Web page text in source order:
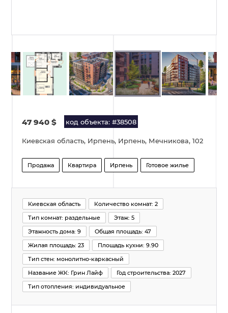
47 940 $ код объекта: #38508
Киевская область, Ирпень, Ирпень, Мечникова, 102
Продажа Квартира Ирпень Готовое жилье
Киевская область
Количество комнат: 2
Тип комнат: раздельные
Этаж: 5
Этажность дома: 9
Общая площадь: 47
Жилая площадь: 23
Площадь кухни: 9.90
Тип стен: монолитно-каркасный
Название ЖК: Грин Лайф
Год строительства: 2027
Тип отопления: индивидуальное